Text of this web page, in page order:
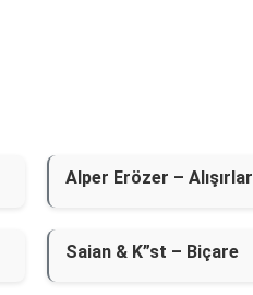
Alper Erözer – Alışırlar
Saian & K”st – Biçare